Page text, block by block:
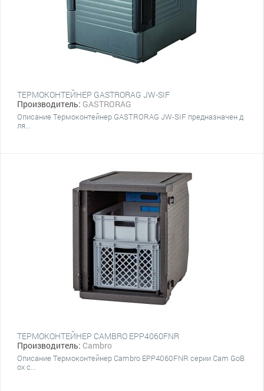
ТЕРМОКОНТЕЙНЕР GASTRORAG JW-SIF
Производитель: GASTRORAG
Описание Термоконтейнер GASTRORAG JW-SIF ​предназначен д
ля...
ТЕРМОКОНТЕЙНЕР CAMBRO EPP4060FNR
Производитель: Cambro
Описание Термоконтейнер Cambro EPP4060FNR серии Cam GoB
ox с...